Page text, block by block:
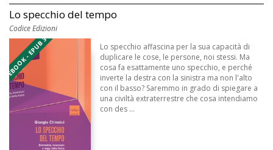
Lo specchio del tempo
Codice Edizioni
EBOOK - EPUB 3
Lo specchio affascina per la sua capacità di
duplicare le cose, le persone, noi stessi. Ma
cosa fa esattamente uno specchio, e perché
inverte la destra con la sinistra ma non l'alto
con il basso? Saremmo in grado di spiegare a
una civiltà extraterrestre che cosa intendiamo
con des ...